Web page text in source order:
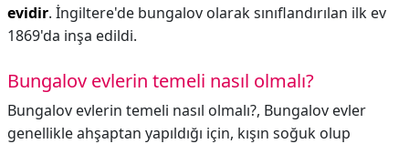
evidir. İngiltere'de bungalov olarak sınıflandırılan ilk ev
1869'da inşa edildi.
Bungalov evlerin temeli nasıl olmalı?
Bungalov evlerin temeli nasıl olmalı?, Bungalov evler
genellikle ahşaptan yapıldığı için, kışın soğuk olup